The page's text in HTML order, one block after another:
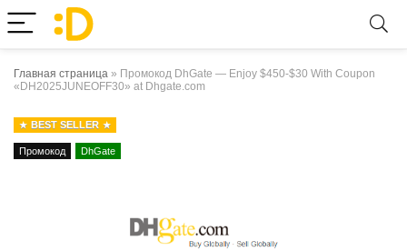
Главная страница » Промокод DhGate — Enjoy $450-$30 With Coupon
«DH2025JUNEOFF30» at Dhgate.com
BEST SELLER
Промокод DhGate